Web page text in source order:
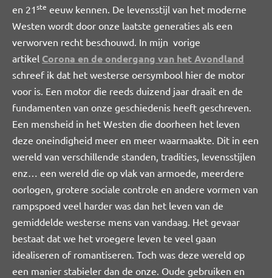
en 21ste eeuw kennen. De levensstijl van het moderne
Westen wordt door onze laatste generaties als een
verworven recht beschouwd. In mijn vorige
artikel Corona en de ondergang van het Avondland
schreef ik dat het westerse oersymbool hier de motor
voor is. Een motor die reeds duizend jaar draait en de
fundamenten van onze geschiedenis heeft geschreven.
Een mensheid in het Westen die doorheen het leven
deze oneindigheid meer en meer waarmaakte. Dit in een
wereld van verschillende standen, tradities, levensstijlen
enz… een wereld die op vlak van armoede, meerdere
oorlogen, grotere sociale controle en andere vormen van
rampspoed veel harder was dan het leven van de
gemiddelde westerse mens van vandaag. Het gevaar
bestaat dat we het vroegere leven te veel gaan
idealiseren of romantiseren. Toch was deze wereld op
een manier stabieler dan de onze. Oude gebruiken en